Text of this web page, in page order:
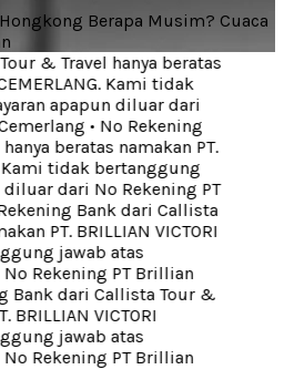
Hongkong Berapa Musim? Cuaca
& Travel hanya beratas
Kami tidak
apapun diluar dari
• No Rekening
beratas namakan PT.
Kami tidak bertanggung
dari No Rekening PT
Bank dari Callista
PT. BRILLIAN VICTORI
jawab atas
Rekening PT Brillian
Bank dari Callista Tour &
VICTORI
jawab atas
Rekening PT Brillian